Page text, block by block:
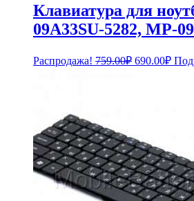
Клавиатура для
09A33SU-5282, MP-
Распродажа! 759.00₽ 690.00₽